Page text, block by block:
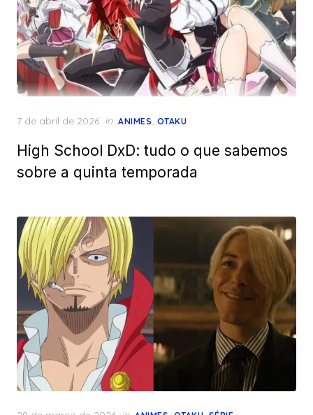
Posted
7 de abril de 2026 in ANIMES, OTAKU
High School DxD: tudo o que sabemos
sobre a quinta temporada